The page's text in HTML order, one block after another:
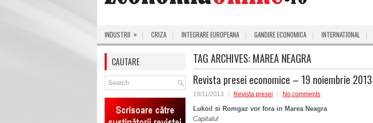
INDUSTRII » CRIZA INTEGRARE EUROPEANA GANDIRE ECONOMICA INTERNATIONAL
TAG ARCHIVES: MAREA NEAGRA
Revista presei economice – 19 noiembrie 2013
19/11/2013 Revista presei No comments
Lukoil si Romgaz vor fora in Marea Neagra
Capitalul
CAUTARE